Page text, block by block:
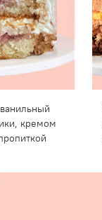
кремом